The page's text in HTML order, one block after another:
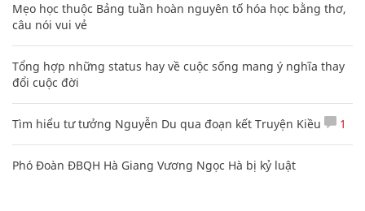
Mẹo học thuộc Bảng tuần hoàn nguyên tố hóa học bằng thơ,
câu nói vui vẻ
Tổng hợp những status hay về cuộc sống mang ý nghĩa thay
đổi cuộc đời
Tìm hiểu tư tưởng Nguyễn Du qua đoạn kết Truyện Kiều 1
Phó Đoàn ĐBQH Hà Giang Vương Ngọc Hà bị kỷ luật